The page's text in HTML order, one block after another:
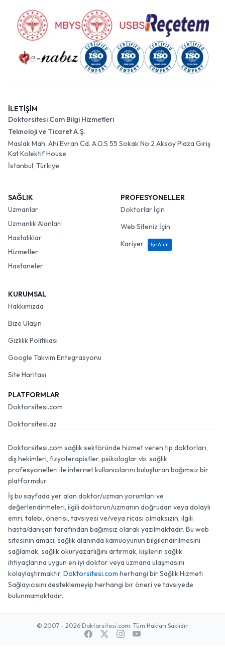
İLETİŞİM
Doktorsitesi Com Bilgi Hizmetleri
Teknoloji ve Ticaret A.Ş.
Maslak Mah. Ahi Evran Cd. A.O.S 55 Sokak No:2 Aksoy Plaza Giriş
Kat Kolektif House
İstanbul, Türkiye
SAĞLIK
Uzmanlar
Uzmanlık Alanları
Hastalıklar
Hizmetler
Hastaneler
PROFESYONELLER
Doktorlar İçin
Web Siteniz İçin
Kariyer
İşe Alım
KURUMSAL
Hakkımızda
Bize Ulaşın
Gizlilik Politikası
Google Takvim Entegrasyonu
Site Haritası
PLATFORMLAR
Doktorsitesi.com
Doktorsitesi.az
Doktorsitesi.com sağlık sektöründe hizmet veren tıp doktorları,
diş hekimleri, fizyoterapistler, psikologlar vb. sağlık
profesyonelleri ile internet kullanıcılarını buluşturan bağımsız bir
platformdur.
İş bu sayfada yer alan doktor/uzman yorumları ve
değerlendirmeleri, ilgili doktorun/uzmanın doğrudan veya dolaylı
emri, talebi, önerisi, tavsiyesi ve/veya ricası olmaksızın, ilgili
hasta/danışan tarafından bağımsız olarak yazılmaktadır. Bu web
sitesinin amacı, sağlık alanında kamuoyunun bilgilendirilmesini
sağlamak, sağlık okuryazarlığını artırmak, kişilerin sağlık
ihtiyaçlarına uygun en iyi doktor veya uzmana ulaşmasını
kolaylaştırmaktır. Doktorsitesi.com herhangi bir Sağlık Hizmeti
Sağlayıcısını desteklemeyip herhangi bir öneri ve tavsiyede
bulunmamaktadır.
© 2007 - 2026 Doktorsitesi.com. Tüm Hakları Saklıdır.